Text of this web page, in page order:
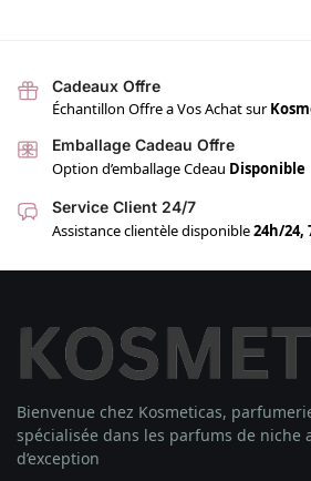
Cadeaux Offre
Échantillon Offre a Vos Achat sur
Emballage Cadeau Offre
Option d’emballage Cdeau Disponible
Service Client 24/7
Assistance clientèle disponible24h/24,
Bienvenue chez Kosmeticas,
spécialisée dans les parfums de niche
d’exception